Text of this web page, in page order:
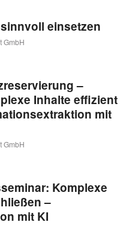
einsetzen
GmbH
–
Inhalte effizient
mit
GmbH
Komplexe
–
mit KI